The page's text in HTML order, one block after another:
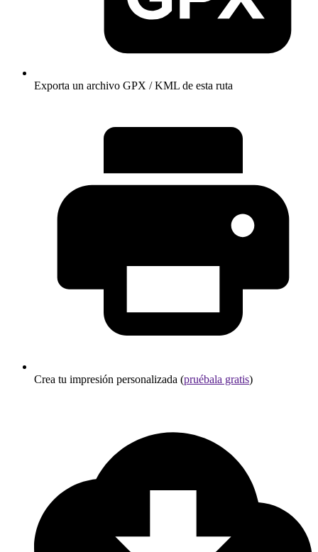
Exporta un archivo GPX / KML de esta ruta
Crea tu impresión personalizada (pruébala gratis)